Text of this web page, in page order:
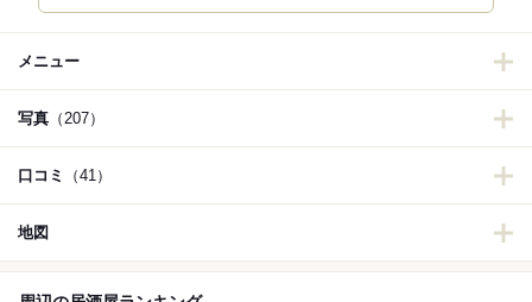
メニュー
写真 （207）
口コミ （41）
地図